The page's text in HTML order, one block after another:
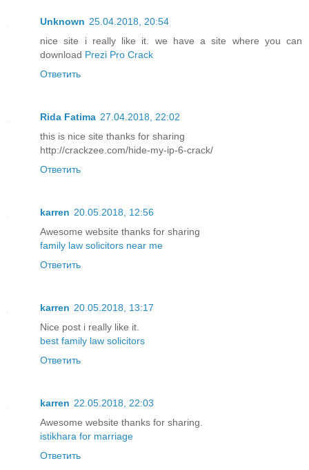
Unknown 25.04.2018, 20:54
nice site i really like it. we have a site where you can
download Prezi Pro Crack
Ответить
Rida Fatima 27.04.2018, 22:02
this is nice site thanks for sharing
http://crackzee.com/hide-my-ip-6-crack/
Ответить
karren 20.05.2018, 12:56
Awesome website thanks for sharing
family law solicitors near me
Ответить
karren 20.05.2018, 13:17
Nice post i really like it.
best family law solicitors
Ответить
karren 22.05.2018, 22:03
Awesome website thanks for sharing.
istikhara for marriage
Ответить